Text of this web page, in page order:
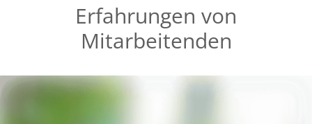
Erfahrungen von
Mitarbeitenden